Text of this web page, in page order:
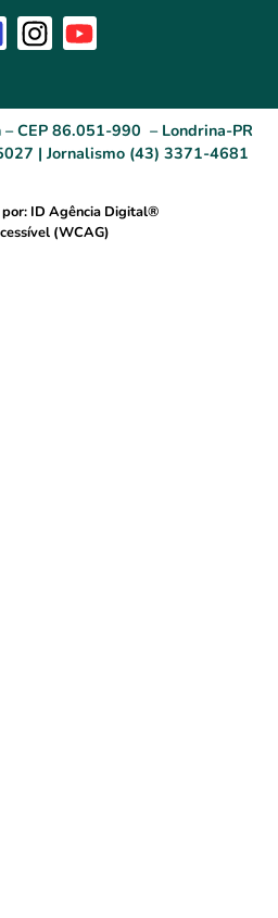
CEP 86.051-990 – Londrina-PR
| Jornalismo (43) 3371-4681
ID Agência Digital®
(WCAG)